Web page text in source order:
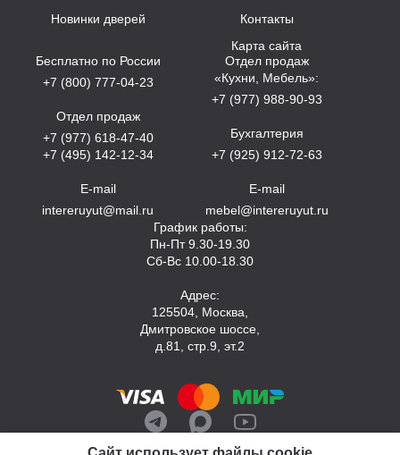
Новинки дверей
Контакты
Карта сайта
Бесплатно по России
+7 (800) 777-04-23
Отдел продаж
+7 (977) 618-47-40
+7 (495) 142-12-34
E-mail
intereruyut@mail.ru
Отдел продаж
«Кухни, Мебель»:
+7 (977) 988-90-93
Бухгалтерия
+7 (925) 912-72-63
E-mail
mebel@intereruyut.ru
График работы:
Пн-Пт 9.30-19.30
Сб-Вс 10.00-18.30
Адрес:
125504, Москва,
Дмитровское шоссе,
д.81, стр.9, эт.2